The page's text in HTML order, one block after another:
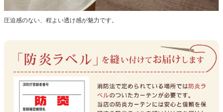
圧迫感のない、程よい透け感が魅力です。